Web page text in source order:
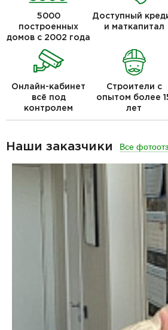
5000
построенных
домов с 2002 года
Доступный
и маткапитал
Онлайн-кабинет
всё под
контролем
Строители с
опытом более
лет
Наши заказчики Все